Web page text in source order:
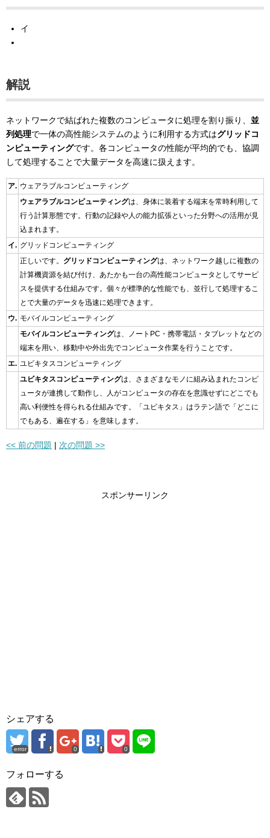
イ
解説
ネットワークで結ばれた複数のコンピュータに処理を割り振り、 並
列処理で一体の高性能システムのように利用する方式はグリッドコ
ンピューティングです。各コンピュータの性能が平均的でも、協調
して処理することで大量データを高速に扱えます。
ア. ウェアラブルコンピューティング
ウェアラブルコンピューティングは、身体に装着する端末を常時利用して
行う計算形態です。行動の記録や人の能力拡張といった分野への活用が見
込まれます。
イ. グリッドコンピューティング
正しいです。 グリッドコンピューティングは、ネットワーク越しに複数の
計算機資源を結び付け、あたかも一台の高性能コンピュータとしてサービ
スを提供する仕組みです。個々が標準的な性能でも、並行して処理するこ
とで大量のデータを迅速に処理できます。
ウ. モバイルコンピューティング
モバイルコンピューティングは、ノートPC・携帯電話・タブレットなどの
端末を用い、移動中や外出先でコンピュータ作業を行うことです。
エ. ユビキタスコンピューティング
ユビキタスコンピューティングは、さまざまなモノに組み込まれたコンピ
ュータが連携して動作し、人がコンピュータの存在を意識せずにどこでも
高い利便性を得られる仕組みです。「ユビキタス」はラテン語で「どこに
でもある、遍在する」を意味します。
<< 前の問題 | 次の問題 >>
スポンサーリンク
シェアする
error 0 0
フォローする